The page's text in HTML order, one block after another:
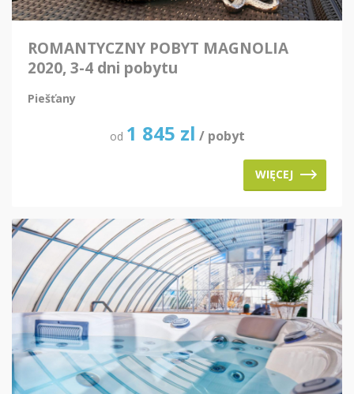
ROMANTYCZNY POBYT MAGNOLIA
2020, 3-4 dni pobytu
Piešťany
od 1 845 zl / pobyt
WIĘCEJ